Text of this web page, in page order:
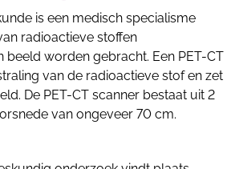
is een medisch specialisme
radioactieve stoffen
beeld worden gebracht. Een PET-CT
van de radioactieve stof en zet
De PET-CT scanner bestaat uit 2
van ongeveer 70 cm.